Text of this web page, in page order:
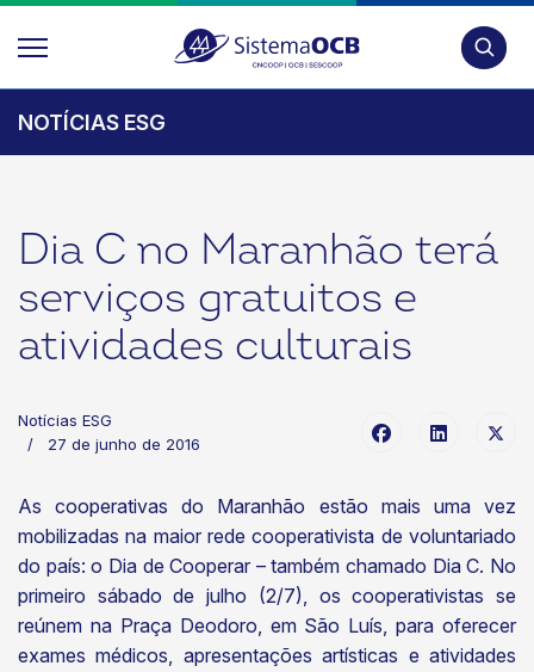
NOTÍCIAS ESG
Dia C no Maranhão terá
serviços gratuitos e
atividades culturais
Notícias ESG
27 de junho de 2016
As cooperativas do Maranhão estão mais uma vez
mobilizadas na maior rede cooperativista de voluntariado
do país: o Dia de Cooperar – também chamado Dia C. No
primeiro sábado de julho (2/7), os cooperativistas se
reúnem na Praça Deodoro, em São Luís, para oferecer
exames médicos, apresentações artísticas e atividades